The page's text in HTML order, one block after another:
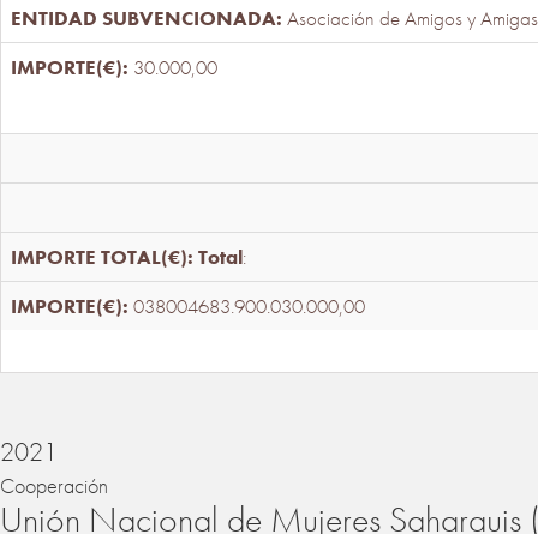
Asociación de Amigos y
30.000,00
Total:
038004683.900.030.000,00
2021
Cooperación
Unión Nacional de Mujeres